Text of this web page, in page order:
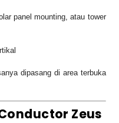
panel mounting, atau tower
dipasang di area terbuka
Zeus